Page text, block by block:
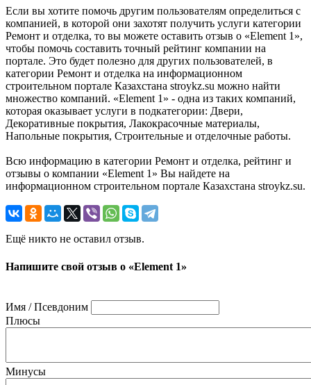
Если вы хотите помочь другим пользователям определиться с
компанией, в которой они захотят получить услуги категории
Ремонт и отделка, то вы можете оставить отзыв о «Element 1»,
чтобы помочь составить точный рейтинг компании на
портале. Это будет полезно для других пользователей, в
категории Ремонт и отделка на информационном
строительном портале Казахстана stroykz.su можно найти
множество компаний. «Element 1» - одна из таких компаний,
которая оказывает услуги в подкатегории: Двери,
Декоративные покрытия, Лакокрасочные материалы,
Напольные покрытия, Строительные и отделочные работы.
Всю информацию в категории Ремонт и отделка, рейтинг и
отзывы о компании «Element 1» Вы найдете на
информационном строительном портале Казахстана stroykz.su.
Ещё никто не оставил отзыв.
Напишите свой отзыв о «Element 1»
Имя / Псевдоним
Плюсы
Минусы